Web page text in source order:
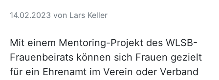
14.02.2023 von Lars Keller
Mit einem Mentoring-Projekt des WLSB-
Frauenbeirats können sich Frauen gezielt
für ein Ehrenamt im Verein oder Verband